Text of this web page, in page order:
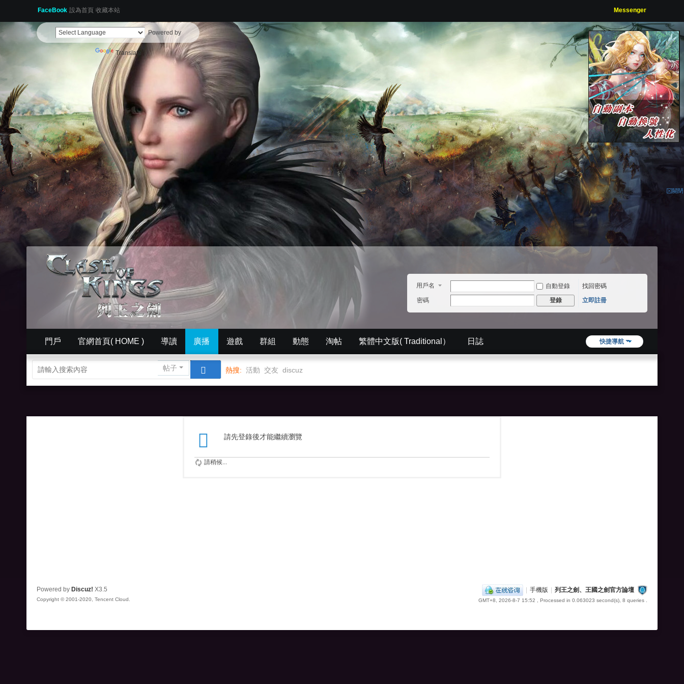
FaceBook 設為首頁 收藏本站 Messenger
Powered by
Translate
用戶名 自動登錄
找回密碼
密碼
登錄 立即註冊
快捷導航
門戶 官網首頁( HOME ) 導讀 廣播 遊戲 群組 動態 淘帖 繁體中文版( Traditional） 日誌
簡體中文版（ Simplified） 相冊 英文版官網（English）
帖子 熱搜: 活動 交友 discuz
請先登錄後才能繼續瀏覽
請稍候...
| 手機版 | 列王之劍、王國之劍官方論壇
GMT+8, 2026-8-7 15:52 , Processed in 0.063023 second(s), 8 queries .
Powered by Discuz! X3.5
Copyright © 2001-2020, Tencent Cloud.